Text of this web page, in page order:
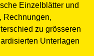
Einzelblätter und
Rechnungen,
zu grösseren
Unterlagen